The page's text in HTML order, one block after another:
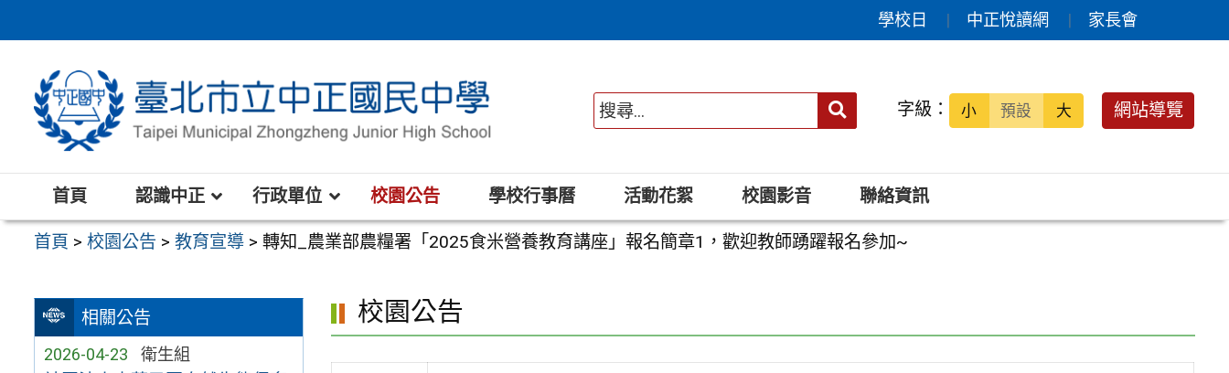
至
區
學校日 中正悅讀網 家長會
送出 字級： 小 預設 大 網站導覽
首頁 認識中正 行政單位 校園公告 學校行事曆 活動花絮 校園影音 聯絡資訊
首頁 >校園公告 >教育宣導 >轉知_農業部農糧署「2025食米營養教育講座」報名簡章1，歡迎教師踴躍報名參加~
相關公告
2026-04-23 衛生組
校園公告